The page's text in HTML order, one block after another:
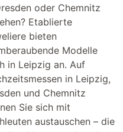
oder Chemnitz
Etablierte
bieten
Modelle
in Leipzig an. Auf
in Leipzig,
und Chemnitz
Sie sich mit
austauschen – die